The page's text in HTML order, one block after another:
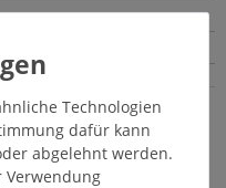
Schicke
Technologien
dafür kann
abgelehnt werden.